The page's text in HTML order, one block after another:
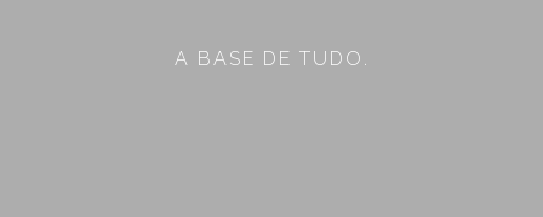
A BASE DE TUDO.